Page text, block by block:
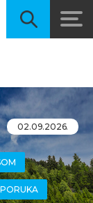
02.09.2026.